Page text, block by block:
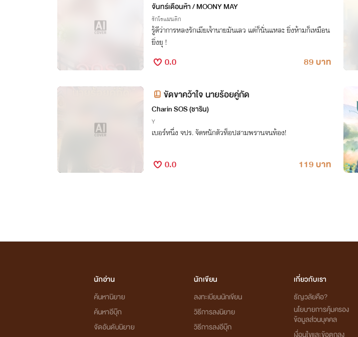
จันทร์เดือนห้า / MOONY MAY
รักโรแมนติก
รู้ดีว่าการหลงรักเมียเจ้านายมันเลว แต่ก็นั่นแหละ ยิ่งห้ามก็เหมือน
ยิ่งยุ !
0.0 89 บาท
ขัดขาคว้าใจ นายร้อยคู่กัด
Charin SOS (ชาริน)
Y
เบอร์หนึ่ง จปร. จัดหนักตัวท็อปสามพรานจนท้อง!
0.0 119 บาท
นักอ่าน
ค้นหานิยาย
ค้นหาอีบุ๊ก
จัดอันดับนิยาย
นักเขียน
ลงทะเบียนนักเขียน
วิธีการลงนิยาย
วิธีการลงอีบุ๊ก
เกี่ยวกับเรา
ธัญวลัยคือ?
นโยบายการคุ้มครอง
ข้อมูลส่วนบุคคล